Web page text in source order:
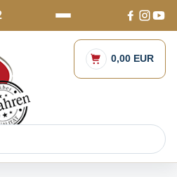
0,00 EUR